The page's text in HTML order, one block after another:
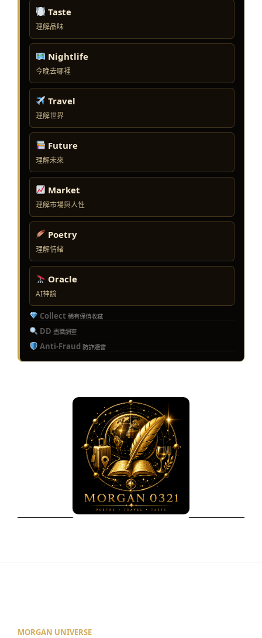
Taste
理解品味
Nightlife
今晚去哪裡
Travel
理解世界
Future
理解未來
Market
理解市場與人性
Poetry
理解情緒
Oracle
AI神諭
Collect 稀有保值收藏
DD 盡職調查
Anti-Fraud 防詐避雷
MORGAN UNIVERSE